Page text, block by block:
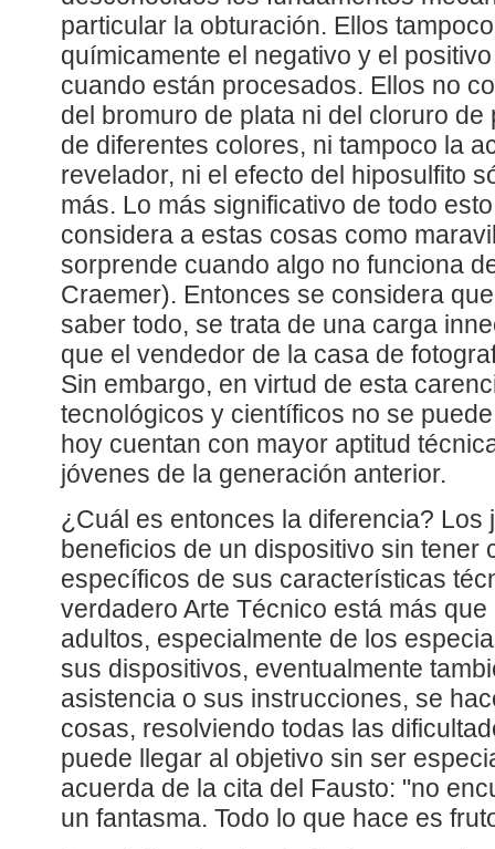
particular la obturación. Ellos
químicamente el negativo y el
cuando están procesados. Ellos no
del bromuro de plata ni del cloruro
de diferentes colores, ni tampoco la
revelador, ni el efecto del hiposulfito
más. Lo más significativo de todo
considera a estas cosas como
sorprende cuando algo no funciona
Craemer). Entonces se considera
saber todo, se trata de una carga
que el vendedor de la casa de
Sin embargo, en virtud de esta
tecnológicos y científicos no se
hoy cuentan con mayor aptitud
jóvenes de la generación anterior.
¿Cuál es entonces la diferencia? Los
beneficios de un dispositivo sin tener
específicos de sus características
verdadero Arte Técnico está más
adultos, especialmente de los
sus dispositivos, eventualmente
asistencia o sus instrucciones, se
cosas, resolviendo todas las
puede llegar al objetivo sin ser
acuerda de la cita del Fausto: "no
un fantasma. Todo lo que hace es